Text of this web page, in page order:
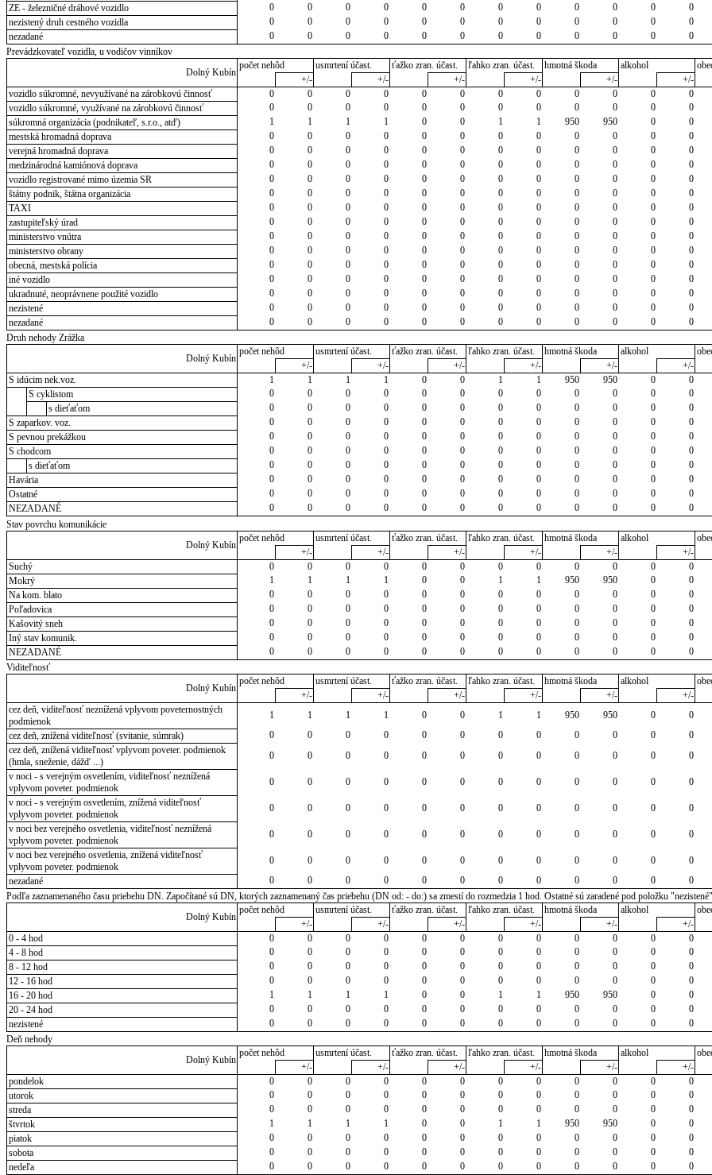
ZE - železničné dráhové vozidlo
0 0 0 0 0 0 0 0 0 0 0 0
nezistený druh cestného vozidla
0 0 0 0 0 0 0 0 0 0 0 0
nezadané
0 0 0 0 0 0 0 0 0 0 0 0
Prevádzkovateľ vozidla, u vodičov vinníkov
Dolný Kubín
počet nehôd usmrtení účast. ťažko zran. účast. ľahko zran. účast. hmotná škoda alkohol
+/-
+/- +/- +/- +/- +/-
vozidlo súkromné, nevyužívané na zárobkovú činnosť
0 0 0 0 0 0 0 0 0 0 0 0
vozidlo súkromné, využívané na zárobkovú činnosť
0 0 0 0 0 0 0 0 0 0 0 0
súkromná organizácia (podnikateľ, s.r.o., atď)
1 1 1 1 0 0 1 1 950 950 0 0
mestská hromadná doprava
0 0 0 0 0 0 0 0 0 0 0 0
verejná hromadná doprava
0 0 0 0 0 0 0 0 0 0 0 0
medzinárodná kamiónová doprava
0 0 0 0 0 0 0 0 0 0 0 0
vozidlo registrované mimo územia SR
0 0 0 0 0 0 0 0 0 0 0 0
štátny podnik, štátna organizácia
0 0 0 0 0 0 0 0 0 0 0 0
TAXI
0 0 0 0 0 0 0 0 0 0 0 0
zastupiteľský úrad
0 0 0 0 0 0 0 0 0 0 0 0
ministerstvo vnútra
0 0 0 0 0 0 0 0 0 0 0 0
ministerstvo obrany
0 0 0 0 0 0 0 0 0 0 0 0
obecná, mestská polícia
0 0 0 0 0 0 0 0 0 0 0 0
iné vozidlo
0 0 0 0 0 0 0 0 0 0 0 0
ukradnuté, neoprávnene použité vozidlo
0 0 0 0 0 0 0 0 0 0 0 0
nezistené
0 0 0 0 0 0 0 0 0 0 0 0
nezadané
0 0 0 0 0 0 0 0 0 0 0 0
Druh nehody Zrážka
Dolný Kubín
počet nehôd usmrtení účast. ťažko zran. účast. ľahko zran. účast. hmotná škoda alkohol
+/-
+/- +/- +/- +/- +/-
S idúcim nek.voz.
1 1 1 1 0 0 1 1 950 950 0 0
S cyklistom
0 0 0 0 0 0 0 0 0 0 0 0
s dieťaťom
0 0 0 0 0 0 0 0 0 0 0 0
S zaparkov. voz.
0 0 0 0 0 0 0 0 0 0 0 0
S pevnou prekážkou
0 0 0 0 0 0 0 0 0 0 0 0
S chodcom
0 0 0 0 0 0 0 0 0 0 0 0
s dieťaťom
0 0 0 0 0 0 0 0 0 0 0 0
Havária
0 0 0 0 0 0 0 0 0 0 0 0
Ostatné
0 0 0 0 0 0 0 0 0 0 0 0
NEZADANÉ
0 0 0 0 0 0 0 0 0 0 0 0
Stav povrchu komunikácie
Dolný Kubín
počet nehôd usmrtení účast. ťažko zran. účast. ľahko zran. účast. hmotná škoda alkohol
+/-
+/- +/- +/- +/- +/-
Suchý
0 0 0 0 0 0 0 0 0 0 0 0
Mokrý
1 1 1 1 0 0 1 1 950 950 0 0
Na kom. blato
0 0 0 0 0 0 0 0 0 0 0 0
Poľadovica
0 0 0 0 0 0 0 0 0 0 0 0
Kašovitý sneh
0 0 0 0 0 0 0 0 0 0 0 0
Iný stav komunik.
0 0 0 0 0 0 0 0 0 0 0 0
NEZADANÉ
0 0 0 0 0 0 0 0 0 0 0 0
Viditeľnosť
Dolný Kubín
počet nehôd usmrtení účast. ťažko zran. účast. ľahko zran. účast. hmotná škoda alkohol
+/-
+/- +/- +/- +/- +/-
cez deň, viditeľnosť neznížená vplyvom poveternostných
podmienok
1 1 1 1 0 0 1 1 950 950 0 0
cez deň, znížená viditeľnosť (svitanie, súmrak)
0 0 0 0 0 0 0 0 0 0 0 0
cez deň, znížená viditeľnosť vplyvom poveter. podmienok
(hmla, sneženie, dážď ...)
0 0 0 0 0 0 0 0 0 0 0 0
v noci - s verejným osvetlením, viditeľnosť neznížená
vplyvom poveter. podmienok
0 0 0 0 0 0 0 0 0 0 0 0
v noci - s verejným osvetlením, znížená viditeľnosť
vplyvom poveter. podmienok
0 0 0 0 0 0 0 0 0 0 0 0
v noci bez verejného osvetlenia, viditeľnosť neznížená
vplyvom poveter. podmienok
0 0 0 0 0 0 0 0 0 0 0 0
v noci bez verejného osvetlenia, znížená viditeľnosť
vplyvom poveter. podmienok
0 0 0 0 0 0 0 0 0 0 0 0
nezadané
0 0 0 0 0 0 0 0 0 0 0 0
Podľa zaznamenaného času priebehu DN. Započítané sú DN, ktorých zaznamenaný čas priebehu (DN od: - do:) sa zmestí do rozmedzia 1 hod. Ostatné sú zaradené pod položku "nezistené"
Dolný Kubín
počet nehôd usmrtení účast. ťažko zran. účast. ľahko zran. účast. hmotná škoda alkohol
+/-
+/- +/- +/- +/- +/-
0 - 4 hod
0 0 0 0 0 0 0 0 0 0 0 0
4 - 8 hod
0 0 0 0 0 0 0 0 0 0 0 0
8 - 12 hod
0 0 0 0 0 0 0 0 0 0 0 0
12 - 16 hod
0 0 0 0 0 0 0 0 0 0 0 0
16 - 20 hod
1 1 1 1 0 0 1 1 950 950 0 0
20 - 24 hod
0 0 0 0 0 0 0 0 0 0 0 0
nezistené
0 0 0 0 0 0 0 0 0 0 0 0
Deň nehody
Dolný Kubín
počet nehôd usmrtení účast. ťažko zran. účast. ľahko zran. účast. hmotná škoda alkohol
+/-
+/- +/- +/- +/- +/-
pondelok
0 0 0 0 0 0 0 0 0 0 0 0
utorok
0 0 0 0 0 0 0 0 0 0 0 0
streda
0 0 0 0 0 0 0 0 0 0 0 0
štvrtok
1 1 1 1 0 0 1 1 950 950 0 0
piatok
0 0 0 0 0 0 0 0 0 0 0 0
sobota
0 0 0 0 0 0 0 0 0 0 0 0
nedeľa
0 0 0 0 0 0 0 0 0 0 0 0